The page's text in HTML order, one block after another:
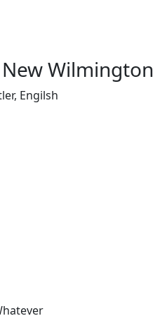
Engilsh